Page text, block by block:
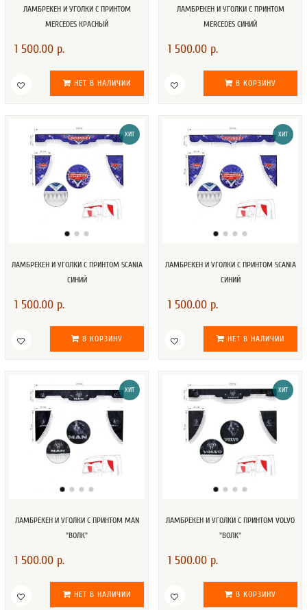
ЛАМБРЕКЕН И УГОЛКИ С ПРИНТОМ
MERCEDES КРАСНЫЙ
1 500.00 р.
НЕТ В НАЛИЧИИ
ЛАМБРЕКЕН И УГОЛКИ С ПРИНТОМ
MERCEDES СИНИЙ
1 500.00 р.
В КОРЗИНУ
ХИТ
ЛАМБРЕКЕН И УГОЛКИ С ПРИНТОМ SCANIA
СИНИЙ
1 500.00 р.
В КОРЗИНУ
ХИТ
ЛАМБРЕКЕН И УГОЛКИ С ПРИНТОМ SCANIA
СИНИЙ
1 500.00 р.
НЕТ В НАЛИЧИИ
ХИТ
ЛАМБРЕКЕН И УГОЛКИ С ПРИНТОМ MAN
"ВОЛК"
1 500.00 р.
НЕТ В НАЛИЧИИ
ХИТ
ЛАМБРЕКЕН И УГОЛКИ С ПРИНТОМ VOLVO
"ВОЛК"
1 500.00 р.
В КОРЗИНУ